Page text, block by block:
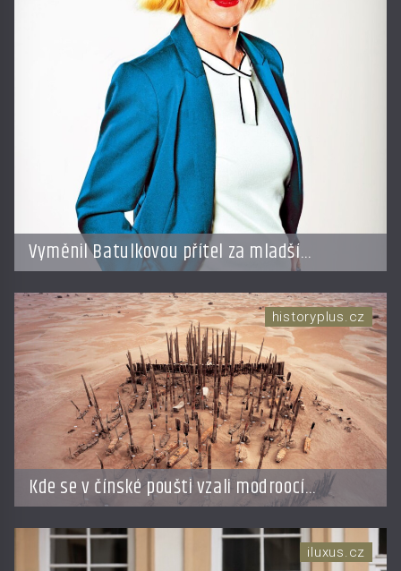
Vyměnil Batulkovou přítel za mladší
exemplář?
Kde se v čínské poušti vzali modroocí
blonďáci?
historyplus.cz
iluxus.cz